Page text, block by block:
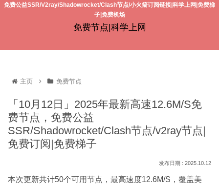
免费公益SSR/V2ray/Shadowrocket/Clash节点/小火箭订阅链接|科学上网|免费梯
子|免费机场
免费节点|科学上网
主页 免费节点
「10月12日」2025年最新高速12.6M/S免
费节点，免费公益
SSR/Shadowrocket/Clash节点/v2ray节点|
免费订阅|免费梯子
2025.10.12
本次更新共计50个可用节点，最高速度12.6M/S，覆盖美